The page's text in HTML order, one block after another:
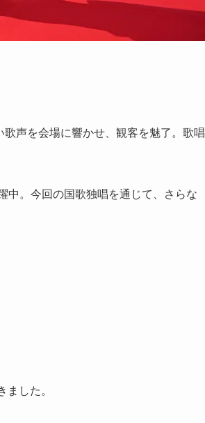
声を会場に響かせ、観客を魅了。歌唱
中。今回の国歌独唱を通じて、さらな
した。